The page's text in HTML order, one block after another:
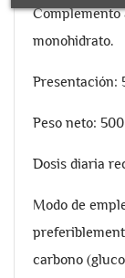
Complemento
monohidrato.
Presentación:
Peso neto:
Dosis diaria
Modo de
carbono